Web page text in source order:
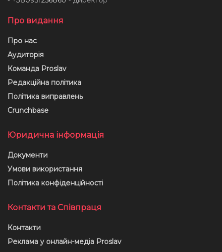
Про видання
Про нас
Аудиторія
Команда Proslav
Редакційна політика
Політика виправлень
Crunchbase
Юридична інформація
Документи
Умови використання
Політика конфіденційності
Контакти та Співпраця
Контакти
Реклама у онлайн-медіа Proslav